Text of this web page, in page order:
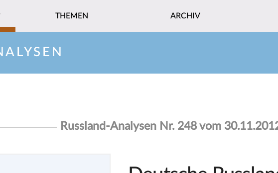
THEMEN ARCHIV
Russland-Analysen Nr. 248 vom